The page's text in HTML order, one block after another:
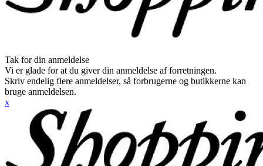
Tak for din anmeldelse
Vi er glade for at du giver din anmeldelse af forretningen.
Skriv endelig flere anmeldelser, så forbrugerne og butikkerne kan
bruge anmeldelsen.
x